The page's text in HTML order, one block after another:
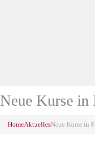
Neue Kurse in
HomeAktuellesNeue Kurse in